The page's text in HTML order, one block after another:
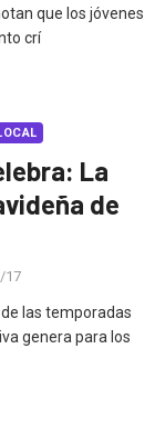
que los jóvenes
crí
La
de
17
las temporadas
genera para los